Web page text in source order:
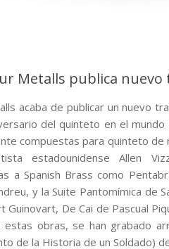
Metalls publica
acaba de publicar un nuevo
del quinteto en el mundo
compuestas para quinteto de
estadounidense Allen
a Spanish Brass como
y la Suite Pantomímica
Guinovart, De Cai de Pascual
estas obras, se han grabado
de la Historia de un Soldado)